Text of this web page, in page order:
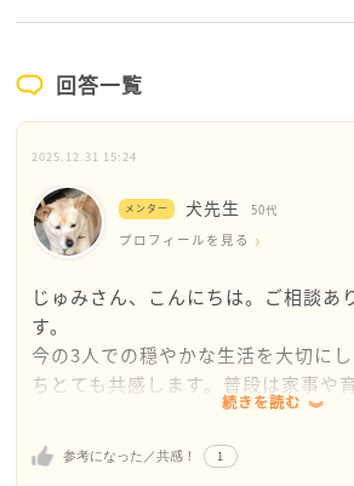
回答一覧
2025.12.31 15:24
メンター 犬先生 50代
プロフィールを見る
じゅみさん、こんにちは。ご相談あ
す。
今の3人での穏やかな生活を大切に
ちとても共感します。普段は家事や
那様だからこそ、この一点における
惑いがありますよね。
自分の人生は自分で決めたいという
続きを読む
参考になった／共感！ 1